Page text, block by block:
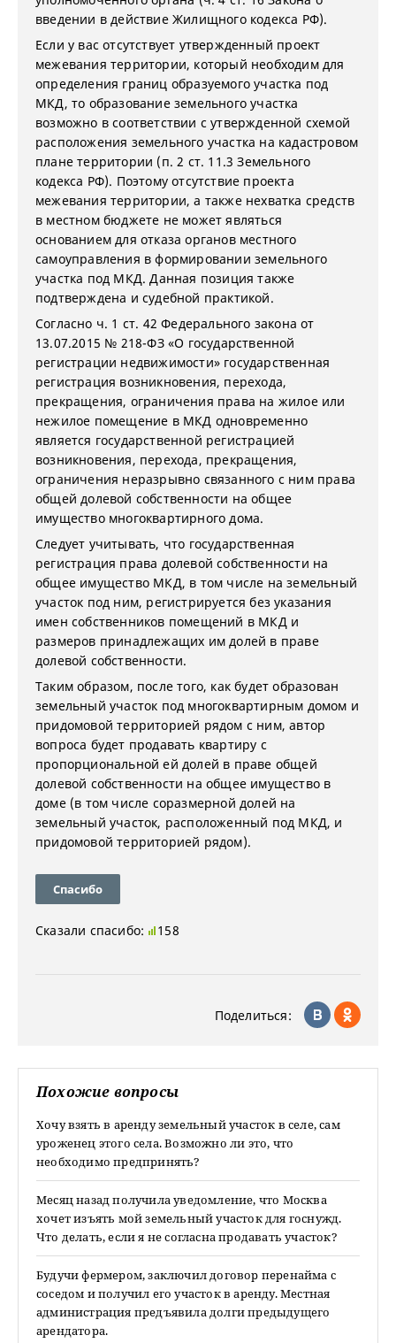
введении в действие Жилищного кодекса РФ).
Если у вас отсутствует утвержденный проект
межевания территории, который необходим для
определения границ образуемого участка под
МКД, то образование земельного участка
возможно в соответствии с утвержденной схемой
расположения земельного участка на кадастровом
плане территории (п. 2 ст. 11.3 Земельного
кодекса РФ). Поэтому отсутствие проекта
межевания территории, а также нехватка средств
в местном бюджете не может являться
основанием для отказа органов местного
самоуправления в формировании земельного
участка под МКД. Данная позиция также
подтверждена и судебной практикой.
Согласно ч. 1 ст. 42 Федерального закона от
13.07.2015 № 218-ФЗ «О государственной
регистрации недвижимости» государственная
регистрация возникновения, перехода,
прекращения, ограничения права на жилое или
нежилое помещение в МКД одновременно
является государственной регистрацией
возникновения, перехода, прекращения,
ограничения неразрывно связанного с ним права
общей долевой собственности на общее
имущество многоквартирного дома.
Следует учитывать, что государственная
регистрация права долевой собственности на
общее имущество МКД, в том числе на земельный
участок под ним, регистрируется без указания
имен собственников помещений в МКД и
размеров принадлежащих им долей в праве
долевой собственности.
Таким образом, после того, как будет образован
земельный участок под многоквартирным домом и
придомовой территорией рядом с ним, автор
вопроса будет продавать квартиру с
пропорциональной ей долей в праве общей
долевой собственности на общее имущество в
доме (в том числе соразмерной долей на
земельный участок, расположенный под МКД, и
придомовой территорией рядом).
Спасибо
Сказали спасибо: 158
Поделиться:
Похожие вопросы
Хочу взять в аренду земельный участок в селе, сам
уроженец этого села. Возможно ли это, что
необходимо предпринять?
Месяц назад получила уведомление, что Москва
хочет изъять мой земельный участок для госнужд.
Что делать, если я не согласна продавать участок?
Будучи фермером, заключил договор перенайма с
соседом и получил его участок в аренду. Местная
администрация предъявила долги предыдущего
арендатора.